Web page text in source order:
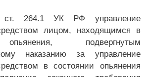
ст. 264.1 УК РФ управление
лицом, находящимся в
подвергнутым
наказанию за управление
в состоянии опьянения